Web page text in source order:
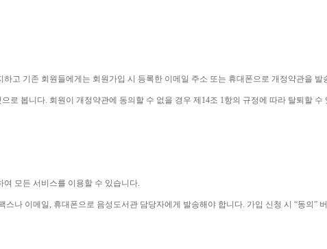
하고 기존 회원들에게는 회원가입 시 등록한 이메일 주소 또는 휴대폰으로 개정약관을 발
로 봅니다. 회원이 개정약관에 동의할 수 없을 경우 제 14조 1항의 규정에 따라 탈퇴할 수
모든 서비스를 이용할 수 있습니다.
스나 이메일 , 휴대폰으로 음성도서관 담당자에게 발송해야 합니다. 가입 신청 시 “동의 ”